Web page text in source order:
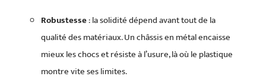
Robustesse: la solidité dépend avant tout de la
qualité des matériaux. Un châssis en métal encaisse
mieux les chocs et résiste à l’usure, là où le plastique
montre vite ses limites.